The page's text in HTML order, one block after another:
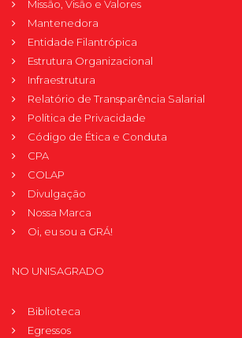
Missão, Visão e Valores
Mantenedora
Entidade Filantrópica
Estrutura Organizacional
Infraestrutura
Relatório de Transparência Salarial
Política de Privacidade
Código de Ética e Conduta
CPA
COLAP
Divulgação
Nossa Marca
Oi, eu sou a GRÁ!
NO UNISAGRADO
Biblioteca
Egressos